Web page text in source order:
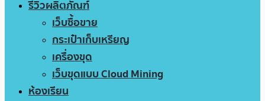
รีวิวผลิตภัณฑ์
เว็บซื้อขาย
กระเป๋าเก็บเหรียญ
เครื่องขุด
เว็บขุดแบบ Cloud Mining
ห้องเรียน